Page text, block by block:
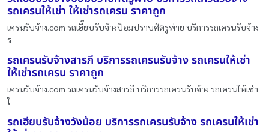
รถเครนให้เช่า ให้เช่ารถเครน ราคาถูก
เครนรับจ้าง.com รถเฮี๊ยบรับจ้างป้อมปราบศัตรูพ่าย บริการรถเครนรับจ้าง
ร
รถเครนรับจ้างสารภี บริการรถเครนรับจ้าง รถเครนให้เช่า
ให้เช่ารถเครน ราคาถูก
เครนรับจ้าง.com รถเครนรับจ้างสารภี บริการรถเครนรับจ้าง รถเครนให้เช่า
ใ
รถเฮี๊ยบรับจ้างวังน้อย บริการรถเครนรับจ้าง รถเครนให้เช่า